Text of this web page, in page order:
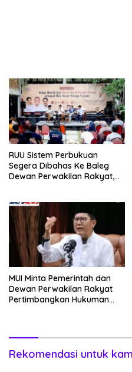
RUU Sistem Perbukuan
Segera Dibahas Ke Baleg
Dewan Perwakilan Rakyat,
MUI Minta Pemerintah dan
Dewan Perwakilan Rakyat
Pertimbangkan Hukuman
Rekomendasi untuk